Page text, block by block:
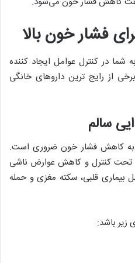
فشار خون بالا
شما در کنترل عوامل ایجاد کننده
از رایج ترین داروهای خانگی
سالم
به کاهش فشار خون ضروری است.
تحت کنترل و کاهش عوارض ناشی
قلبی، سکته مغزی و حمله
زیر باشد: